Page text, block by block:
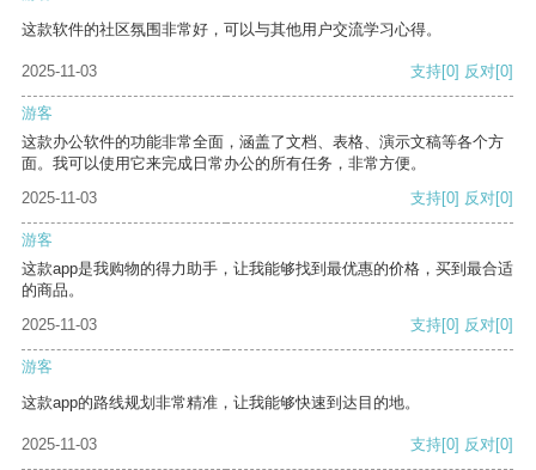
这款软件的社区氛围非常好，可以与其他用户交流学习心得。
2025-11-03 支持[0] 反对[0]
游客
这款办公软件的功能非常全面，涵盖了文档、表格、演示文稿等各个方
面。我可以使用它来完成日常办公的所有任务，非常方便。
2025-11-03
支持[0] 反对[0]
游客
这款app是我购物的得力助手，让我能够找到最优惠的价格，买到最合适
的商品。
2025-11-03
支持[0] 反对[0]
游客
这款app的路线规划非常精准，让我能够快速到达目的地。
2025-11-03 支持[0] 反对[0]